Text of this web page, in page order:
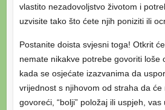
vlastito nezadovoljstvo životom i
uzvisite tako što ćete njih poniziti ili
Postanite doista svjesni toga! Otkrit
nemate nikakve potrebe govoriti loše
kada se osjećate izazvanima da
vrijednost s njihovom od straha da će
govoreći, “bolji” položaj ili uspjeh,